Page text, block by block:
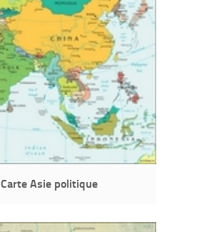
Carte Asie politique